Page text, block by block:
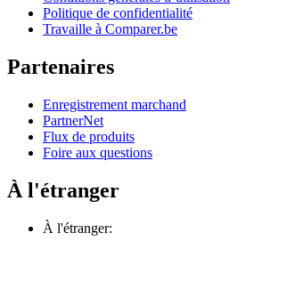
Politique de confidentialité
Travaille à Comparer.be
Partenaires
Enregistrement marchand
PartnerNet
Flux de produits
Foire aux questions
À l'étranger
À l'étranger: